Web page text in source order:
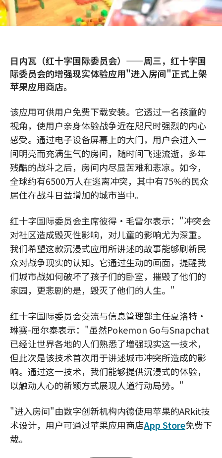
日内瓦（红十字国际委员会）——周三，红十字国
际委员会的增强现实体验应用"进入房间"正式上架
苹果应用商店。
该应用可供用户免费下载安装。它透过一名孩童的
视角，使用户亲身体验战争近在咫尺时强烈的内心
感受。通过电子设备屏幕上的大门，用户会进入一
间明亮而充满生气的房间，随时间飞速流逝，多年
残酷的战斗之后，房间内尽显苦难和悲凉。如今，
全球约有6500万人在逃离冲突，其中有75%的民众
居住在战斗日益增加的城市当中。
红十字国际委员会主席彼得·毛雷尔表示："冲突会
对社区造成毁灭性影响，对儿童的影响尤为深重。
我们希望这款沉浸式应用所讲述的故事能够刷新民
众对战争现实的认知。它通过生动的画面，提醒我
们城市战如何破坏了孩子们的卧室，摧毁了他们的
家园，更悲剧的是，毁灭了他们的人生。"
红十字国际委员会交流与信息管理部主任夏洛特•
琳赛-屈尔泰表示："虽然Pokemon Go与Snapchat
已经让世界各地的人们熟悉了增强现实这一技术，
但此次是该技术首次用于讲述城市冲突所造成的影
响。通过这一技术，我们能够提供沉浸式的体验，
以触动人心的新颖方式展现人道行动局势。"
"进入房间"由数字创新机构内德使用苹果的ARkit技
术设计，用户可通过苹果应用商店App Store免费下
载。